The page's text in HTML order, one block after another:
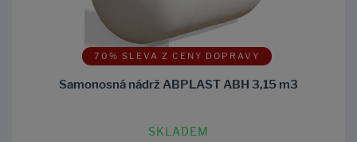
70% SLEVA Z CENY DOPRAVY
Samonosná nádrž ABPLAST ABH 3,15 m3
SKLADEM